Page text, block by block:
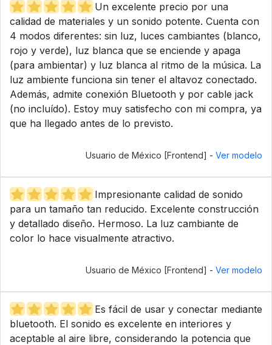
Un excelente precio por una
calidad de materiales y un sonido potente. Cuenta con
4 modos diferentes: sin luz, luces cambiantes (blanco,
rojo y verde), luz blanca que se enciende y apaga
(para ambientar) y luz blanca al ritmo de la música. La
luz ambiente funciona sin tener el altavoz conectado.
Además, admite conexión Bluetooth y por cable jack
(no incluído). Estoy muy satisfecho con mi compra, ya
que ha llegado antes de lo previsto.
Usuario de México [Frontend] - Ver modelo
Impresionante calidad de sonido
para un tamaño tan reducido. Excelente construcción
y detallado diseño. Hermoso. La luz cambiante de
color lo hace visualmente atractivo.
Usuario de México [Frontend] - Ver modelo
Es fácil de usar y conectar mediante
bluetooth. El sonido es excelente en interiores y
aceptable al aire libre, considerando la potencia que